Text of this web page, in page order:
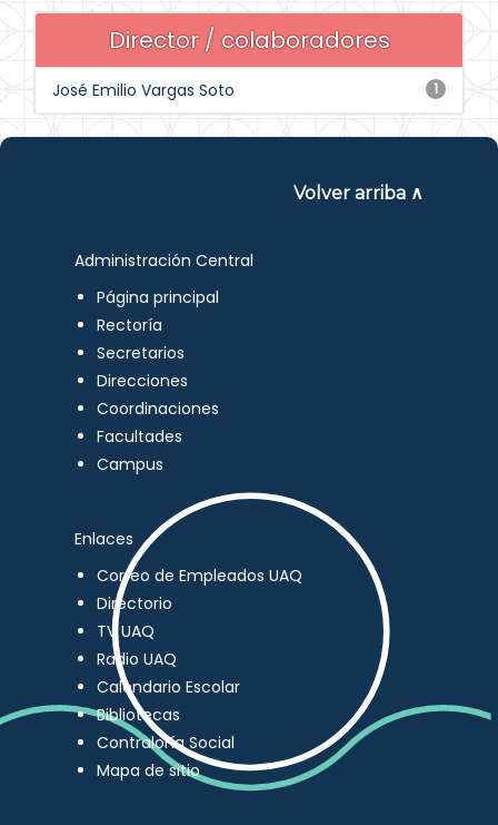
Director / colaboradores
1
José Emilio Vargas Soto
Volver arriba ∧
Administración Central
Página principal
Rectoría
Secretarios
Direcciones
Coordinaciones
Facultades
Campus
Enlaces
Correo de Empleados UAQ
Directorio
TV UAQ
Radio UAQ
Calendario Escolar
Bibliotecas
Contraloría Social
Mapa de sitio